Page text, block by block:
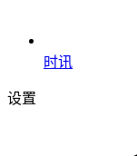
时讯
设置